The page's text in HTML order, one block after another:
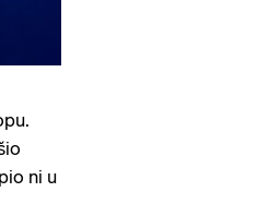
ni u